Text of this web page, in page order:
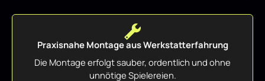
Praxisnahe Montage aus Werkstatterfahrung
Die Montage erfolgt sauber, ordentlich und ohne
unnötige Spielereien.